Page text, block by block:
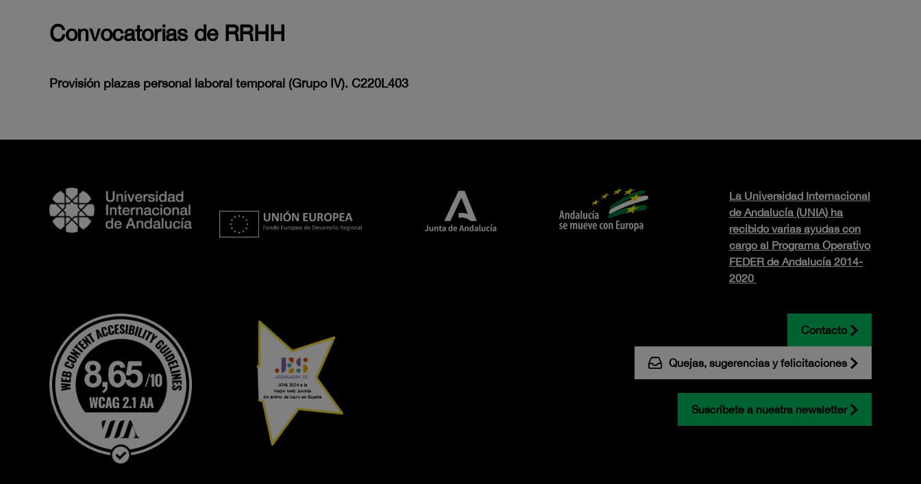
Convocatorias de RRHH
Provisión plazas personal laboral temporal (Grupo IV). C220L403
La Universidad Internacional
de Andalucía (UNIA) ha
recibido varias ayudas con
cargo al Programa Operativo
FEDER de Andalucía 2014-
2020
Contacto
Quejas, sugerencias y felicitaciones
Suscríbete a nuestra newsletter